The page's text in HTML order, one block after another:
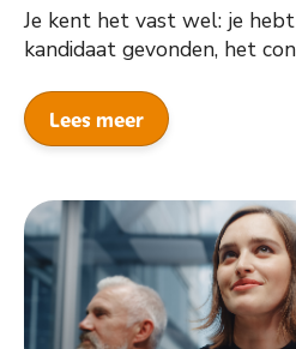
Je kent het vast wel: je
kandidaat gevonden, het
Lees meer